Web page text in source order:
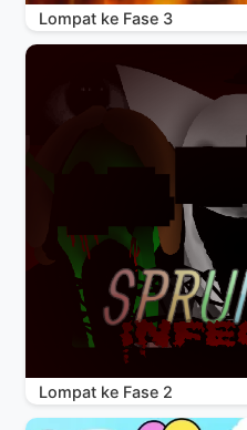
Lompat ke Fase 3
Lompat ke Fase 2